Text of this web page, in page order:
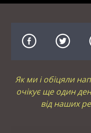
Як ми і обіцяли
очікує ще один
від наших